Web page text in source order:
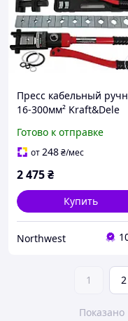
Пресс кабельный
16-300мм² Kraft&Dele
Готово к отправке
от248₴/мес
2 475₴
Купить
Northwest
1 2
Показано